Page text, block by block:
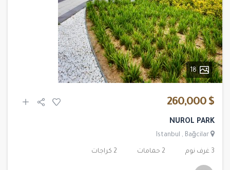
18
$ 260,000
NUROL PARK
Istanbul , Bağcilar
3 غرف نوم 2 حمامات 2 كراجات